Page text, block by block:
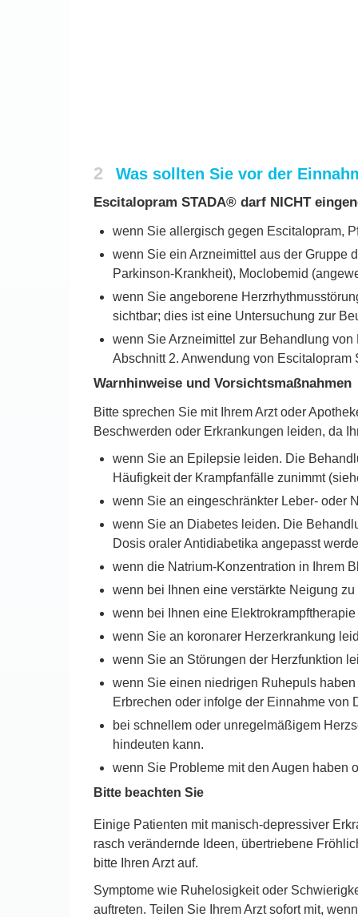
2 Was sollten Sie vor der
Escitalopram STADA® darf NICHT
wenn Sie allergisch gegen Escitalopram,
wenn Sie ein Arzneimittel aus der Gruppe
Parkinson-Krankheit), Moclobemid
wenn Sie angeborene
sichtbar; dies ist eine Untersuchung zur
wenn Sie Arzneimittel zur Behandlung
Abschnitt 2. Anwendung von
Warnhinweise und Vorsichtsmaßnahmen
Bitte sprechen Sie mit Ihrem Arzt oder
Beschwerden oder Erkrankungen leiden, da
wenn Sie an Epilepsie leiden. Die
Häufigkeit der Krampfanfälle zunimmt
wenn Sie an eingeschränkter Leber- oder
wenn Sie an Diabetes leiden. Die
Dosis oraler Antidiabetika angepasst
wenn die Natrium-Konzentration in Ihrem
wenn bei Ihnen eine verstärkte Neigung
wenn bei Ihnen eine
wenn Sie an koronarer Herzerkrankung
wenn Sie an Störungen der Herzfunktion
wenn Sie einen niedrigen Ruhepuls
Erbrechen oder infolge der Einnahme von
bei schnellem oder unregelmäßigem
hindeuten kann.
wenn Sie Probleme mit den Augen haben
Bitte beachten Sie
Einige Patienten mit manisch-depressiver
rasch verändernde Ideen, übertriebene
bitte Ihren Arzt auf.
Symptome wie Ruhelosigkeit oder
auftreten. Teilen Sie Ihrem Arzt sofort mit,